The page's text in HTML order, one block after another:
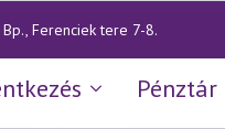
Ferenciek tere 7-8.
Pénztár